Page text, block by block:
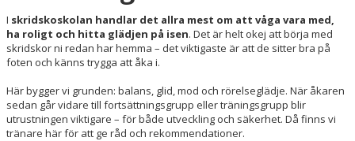
I skridskoskolan handlar det allra mest om att våga vara med,
ha roligt och hitta glädjen på isen. Det är helt okej att börja med
skridskor ni redan har hemma – det viktigaste är att de sitter bra på
foten och känns trygga att åka i.
Här bygger vi grunden: balans, glid, mod och rörelseglädje. När åkaren
sedan går vidare till fortsättningsgrupp eller träningsgrupp blir
utrustningen viktigare – för både utveckling och säkerhet. Då finns vi
tränare här för att ge råd och rekommendationer.